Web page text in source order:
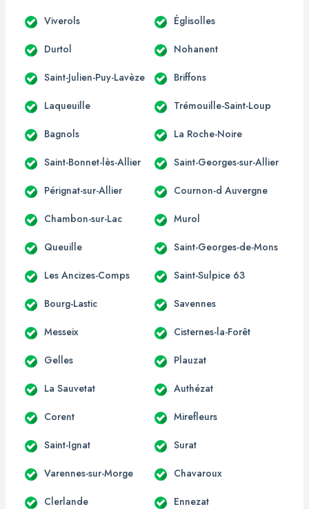
Viverols Églisolles
Durtol Nohanent
Saint-Julien-Puy-Lavèze Briffons
Laqueuille Trémouille-Saint-Loup
Bagnols La Roche-Noire
Saint-Bonnet-lès-Allier Saint-Georges-sur-Allier
Pérignat-sur-Allier Cournon-d Auvergne
Chambon-sur-Lac Murol
Queuille Saint-Georges-de-Mons
Les Ancizes-Comps Saint-Sulpice 63
Bourg-Lastic Savennes
Messeix Cisternes-la-Forêt
Gelles Plauzat
La Sauvetat Authézat
Corent Mirefleurs
Saint-Ignat Surat
Varennes-sur-Morge Chavaroux
Clerlande Ennezat